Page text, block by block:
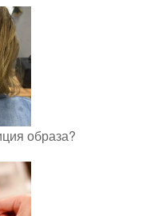
образа?